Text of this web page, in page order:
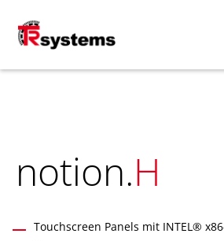
notion.H
Touchscreen Panels mit INTEL®